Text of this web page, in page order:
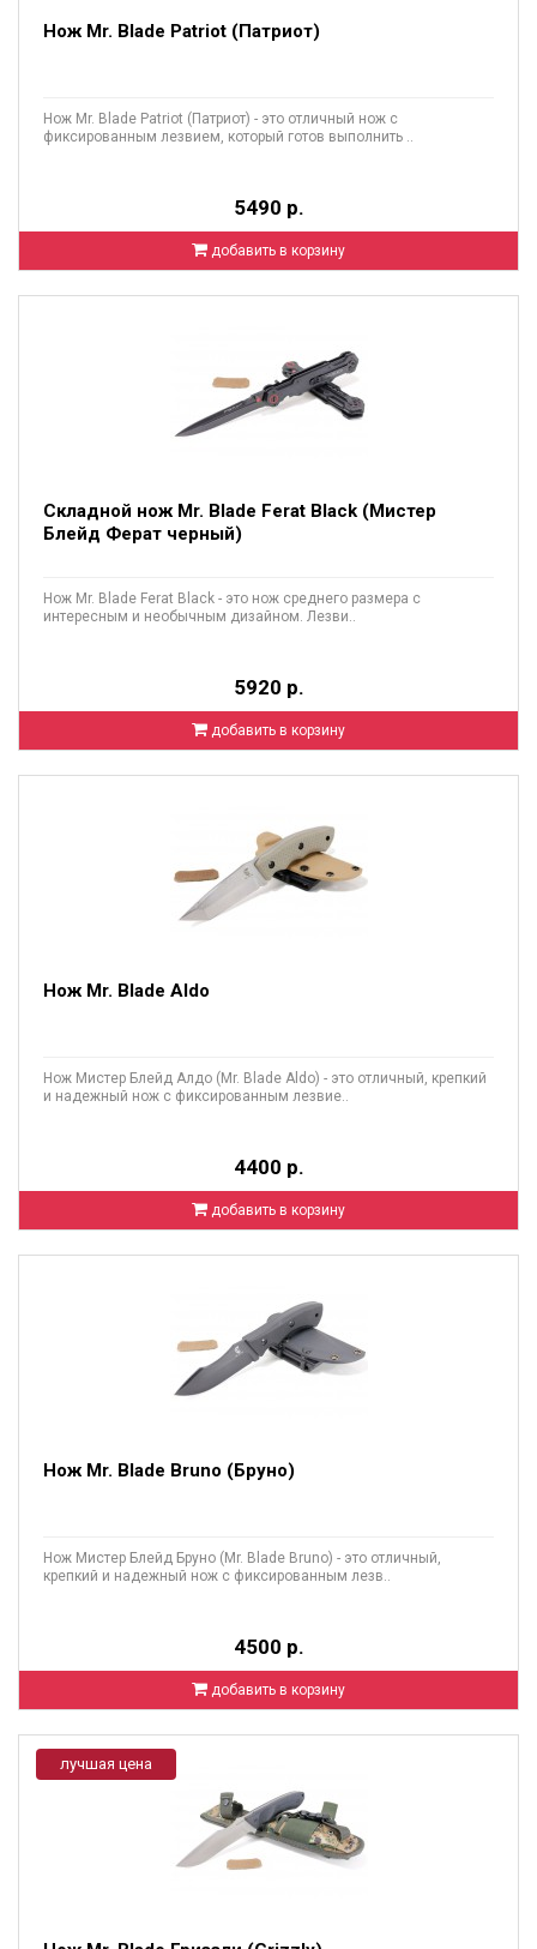
Нож Mr. Blade Patriot (Патриот)
Нож Mr. Blade Patriot (Патриот) - это отличный нож с
фиксированным лезвием, который готов выполнить ..
5490 р.
добавить в корзину
Складной нож Mr. Blade Ferat Black (Мистер
Блейд Ферат черный)
Нож Mr. Blade Ferat Black - это нож среднего размера с
интересным и необычным дизайном. Лезви..
5920 р.
добавить в корзину
Нож Mr. Blade Aldo
Нож Мистер Блейд Алдо (Mr. Blade Aldo) - это отличный, крепкий
и надежный нож с фиксированным лезвие..
4400 р.
добавить в корзину
Нож Mr. Blade Bruno (Бруно)
Нож Мистер Блейд Бруно (Mr. Blade Bruno) - это отличный,
крепкий и надежный нож с фиксированным лезв..
4500 р.
добавить в корзину
лучшая цена